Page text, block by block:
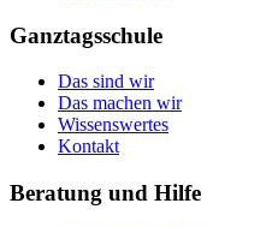
Ganztagsschule
Das sind wir
Das machen wir
Wissenswertes
Kontakt
Beratung und Hilfe